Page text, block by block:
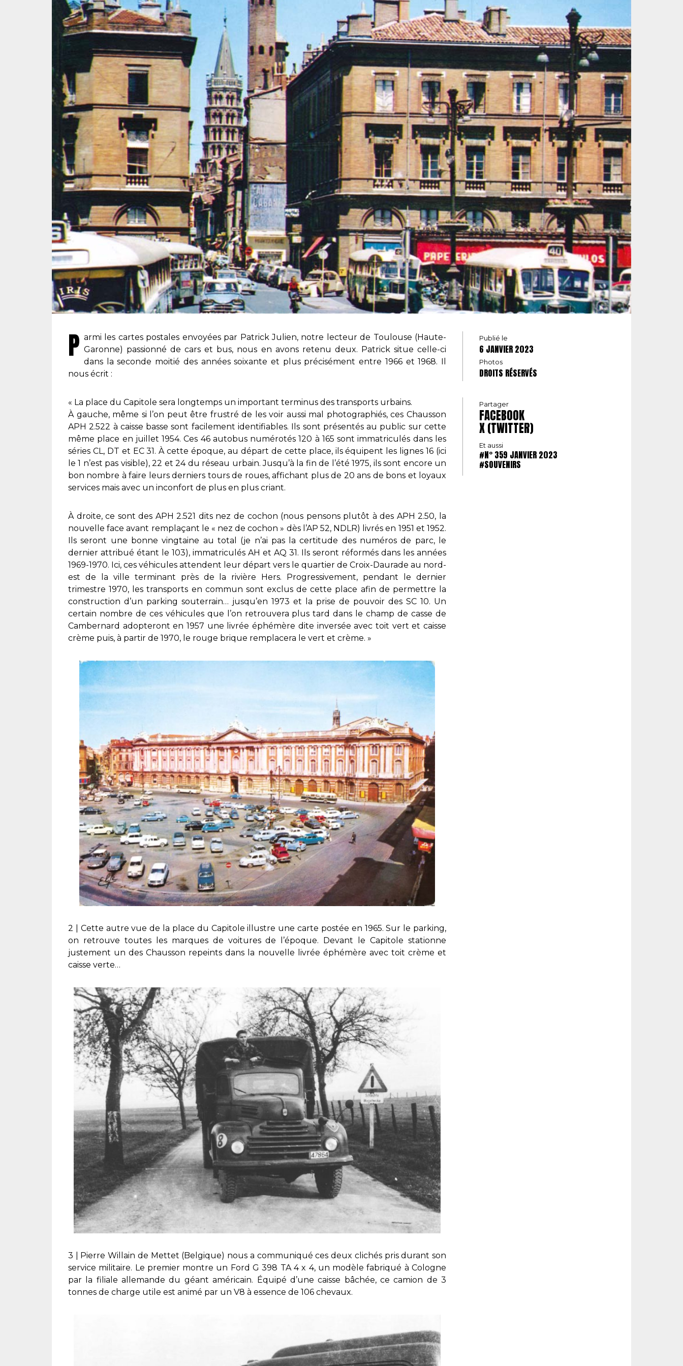
P armi les cartes postales envoyées par Patrick Julien, notre lecteur de Toulouse (Haute-
Garonne) passionné de cars et bus, nous en avons retenu deux. Patrick situe celle-ci
dans la seconde moitié des années soixante et plus précisément entre 1966 et 1968. Il
nous écrit :
« La place du Capitole sera longtemps un important terminus des transports urbains.
À gauche, même si l’on peut être frustré de les voir aussi mal photographiés, ces Chausson
APH 2.522 à caisse basse sont facilement identifiables. Ils sont présentés au public sur cette
même place en juillet 1954. Ces 46 autobus numérotés 120 à 165 sont immatriculés dans les
séries CL, DT et EC 31. À cette époque, au départ de cette place, ils équipent les lignes 16 (ici
le 1 n’est pas visible), 22 et 24 du réseau urbain. Jusqu’à la fin de l’été 1975, ils sont encore un
bon nombre à faire leurs derniers tours de roues, affichant plus de 20 ans de bons et loyaux
services mais avec un inconfort de plus en plus criant.
À droite, ce sont des APH 2.521 dits nez de cochon (nous pensons plutôt à des APH 2.50, la
nouvelle face avant remplaçant le « nez de cochon » dès l’AP 52, NDLR) livrés en 1951 et 1952.
Ils seront une bonne vingtaine au total (je n’ai pas la certitude des numéros de parc, le
dernier attribué étant le 103), immatriculés AH et AQ 31. Ils seront réformés dans les années
1969-1970. Ici, ces véhicules attendent leur départ vers le quartier de Croix-Daurade au nord-
est de la ville terminant près de la rivière Hers. Progressivement, pendant le dernier
trimestre 1970, les transports en commun sont exclus de cette place afin de permettre la
construction d’un parking souterrain… jusqu’en 1973 et la prise de pouvoir des SC 10. Un
certain nombre de ces véhicules que l’on retrouvera plus tard dans le champ de casse de
Cambernard adopteront en 1957 une livrée éphémère dite inversée avec toit vert et caisse
crème puis, à partir de 1970, le rouge brique remplacera le vert et crème. »
2 | Cette autre vue de la place du Capitole illustre une carte postée en 1965. Sur le parking,
on retrouve toutes les marques de voitures de l’époque. Devant le Capitole stationne
justement un des Chausson repeints dans la nouvelle livrée éphémère avec toit crème et
caisse verte…
3 | Pierre Willain de Mettet (Belgique) nous a communiqué ces deux clichés pris durant son
service militaire. Le premier montre un Ford G 398 TA 4 x 4, un modèle fabriqué à Cologne
par la filiale allemande du géant américain. Équipé d’une caisse bâchée, ce camion de 3
tonnes de charge utile est animé par un V8 à essence de 106 chevaux.
Publié le
6 JANVIER 2023
Photos
DROITS RÉSERVÉS
Partager
FACEBOOK
X (TWITTER)
Et aussi
#N° 359 JANVIER 2023
#SOUVENIRS